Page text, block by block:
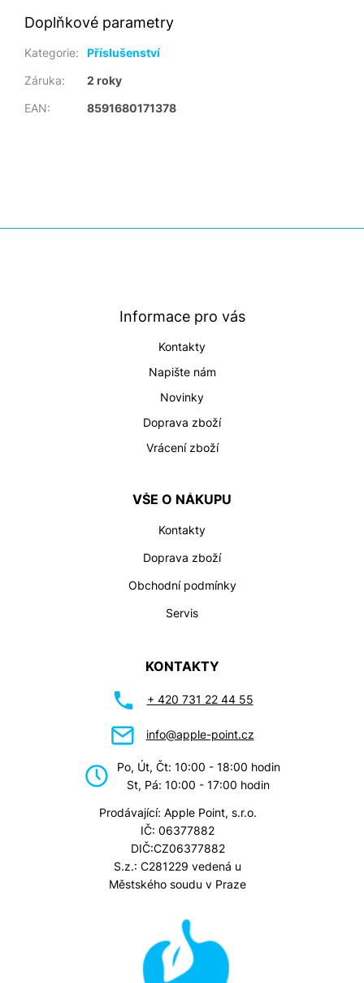
Doplňkové parametry
Kategorie:
Příslušenství
Záruka:
2 roky
EAN: 8591680171378
Informace pro vás
Kontakty
Napište nám
Novinky
Doprava zboží
Vrácení zboží
VŠE O NÁKUPU
Kontakty
Doprava zboží
Obchodní podmínky
Servis
KONTAKTY
+ 420 731 22 44 55
info@apple-point.cz
Po, Út, Čt: 10:00 - 18:00 hodin
St, Pá: 10:00 - 17:00 hodin
Prodávající: Apple Point, s.r.o.
IČ: 06377882
DIČ:CZ06377882
S.z.: C281229 vedená u
Městského soudu v Praze